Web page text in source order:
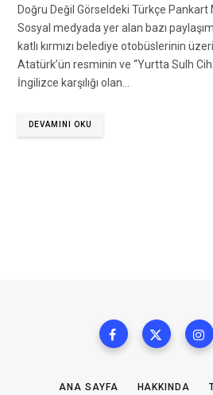
Doğru Değil Görseldeki Türkçe
Sosyal medyada yer alan bazı
katlı kırmızı belediye otobüslerinin
Atatürk’ün resminin ve “Yurtta Sulh
İngilizce karşılığı olan…
DEVAMINI OKU
ANA SAYFA HAKKINDA